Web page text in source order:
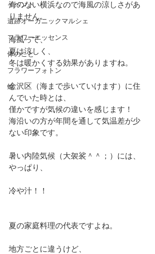
イベント
遺跡オーガニックマルシェ
フラワーエッセンス
体のこと
フラワーフォトン
蛇
海のない横浜なので海風の涼しさがあ
りません。
海風って、
夏は涼しく、
冬は暖かくする効果がありますね。
金沢区（海まで歩いていけます）に住
んでいた時とは、
僅かですが気候の違いを感じます！
海沿いの方が年間を通して気温差が少
ない印象です。
暑い内陸気候（大袈裟＾＾；）には、
やっぱり、
冷や汁！！
夏の家庭料理の代表ですよね。
地方ごとに違うけど、